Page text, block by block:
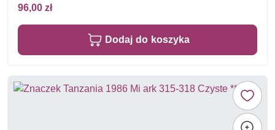
96,00 zł
Dodaj do koszyka